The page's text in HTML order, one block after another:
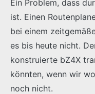
Ein Problem, dass
ist. Einen
bei einem
es bis heute nicht.
konstruierte bZ4X
könnten, wenn wir
noch nicht.